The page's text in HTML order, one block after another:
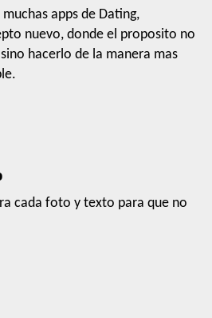
apps de Dating,
nuevo, donde el proposito no
hacerlo de la manera mas
cada foto y texto para que no